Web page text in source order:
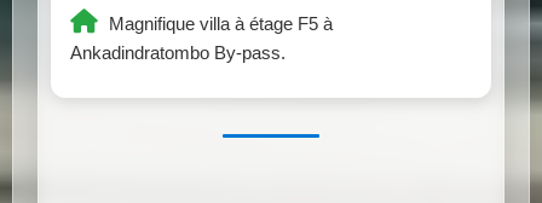
Magnifique villa à étage F5 à
Ankadindratombo By-pass.